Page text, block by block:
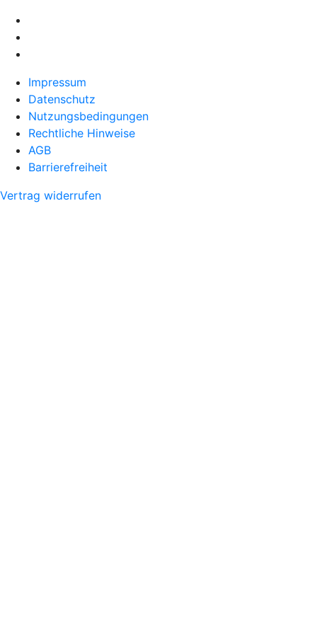
Impressum
Datenschutz
Nutzungsbedingungen
Rechtliche Hinweise
AGB
Barrierefreiheit
Vertrag widerrufen